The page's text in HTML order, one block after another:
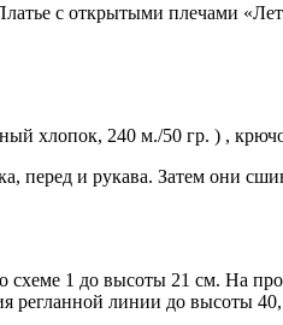
с открытыми плечами
хлопок, 240 м./50 гр. ) ,
перед и рукава. Затем они
1 до высоты 21 см. На
регланной линии до высоты